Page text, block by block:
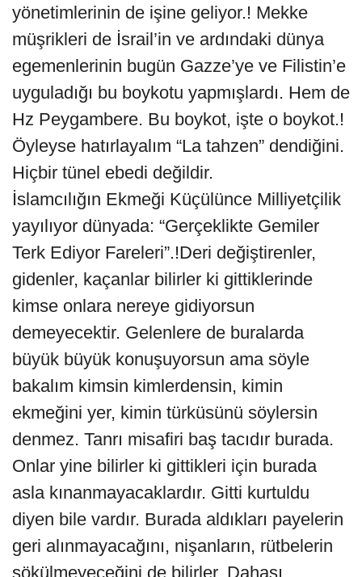
yönetimlerinin de işine geliyor.! Mekke
müşrikleri de İsrail’in ve ardındaki dünya
egemenlerinin bugün Gazze’ye ve Filistin’e
uyguladığı bu boykotu yapmışlardı. Hem de
Hz Peygambere. Bu boykot, işte o boykot.!
Öyleyse hatırlayalım “La tahzen” dendiğini.
Hiçbir tünel ebedi değildir.
İslamcılığın Ekmeği Küçülünce Milliyetçilik
yayılıyor dünyada: “Gerçeklikte Gemiler
Terk Ediyor Fareleri”.!Deri değiştirenler,
gidenler, kaçanlar bilirler ki gittiklerinde
kimse onlara nereye gidiyorsun
demeyecektir. Gelenlere de buralarda
büyük büyük konuşuyorsun ama söyle
bakalım kimsin kimlerdensin, kimin
ekmeğini yer, kimin türküsünü söylersin
denmez. Tanrı misafiri baş tacıdır burada.
Onlar yine bilirler ki gittikleri için burada
asla kınanmayacaklardır. Gitti kurtuldu
diyen bile vardır. Burada aldıkları payelerin
geri alınmayacağını, nişanların, rütbelerin
sökülmeyeceğini de bilirler. Dahası